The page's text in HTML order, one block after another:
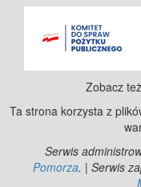
Zobacz
Ta strona korzysta z
Serwis
Pomorza. | Serwis